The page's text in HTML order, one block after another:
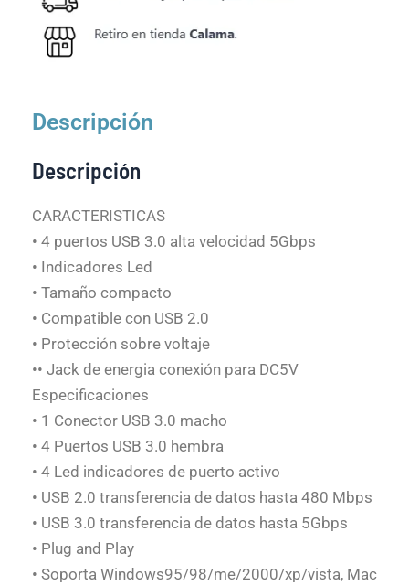
Descripción
Descripción
CARACTERISTICAS
• 4 puertos USB 3.0 alta velocidad 5Gbps
• Indicadores Led
• Tamaño compacto
• Compatible con USB 2.0
• Protección sobre voltaje
•• Jack de energia conexión para DC5V
Especificaciones
• 1 Conector USB 3.0 macho
• 4 Puertos USB 3.0 hembra
• 4 Led indicadores de puerto activo
• USB 2.0 transferencia de datos hasta 480 Mbps
• USB 3.0 transferencia de datos hasta 5Gbps
• Plug and Play
• Soporta Windows95/98/me/2000/xp/vista, Mac